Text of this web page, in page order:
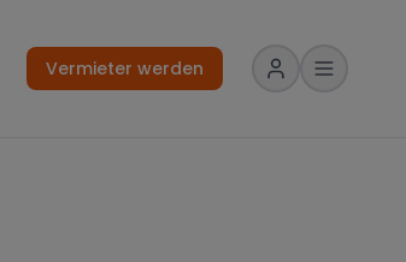
Vermieter werden